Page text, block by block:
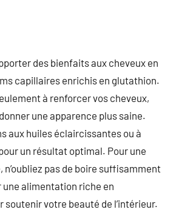
des bienfaits aux cheveux en
capillaires enrichis en glutathion.
à renforcer vos cheveux,
une apparence plus saine.
aux huiles éclaircissantes ou à
un résultat optimal. Pour une
n’oubliez pas de boire suffisamment
une alimentation riche en
soutenir votre beauté de l’intérieur.